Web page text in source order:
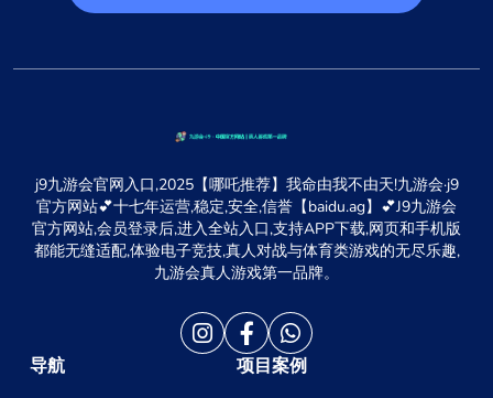
j9九游会官网入口,2025【哪吒推荐】我命由我不由天!九游会·j9
官方网站💕十七年运营,稳定,安全,信誉【baidu.ag】💕J9九游会
官方网站,会员登录后,进入全站入口,支持APP下载,网页和手机版
都能无缝适配,体验电子竞技,真人对战与体育类游戏的无尽乐趣,
九游会真人游戏第一品牌。
导航 项目案例